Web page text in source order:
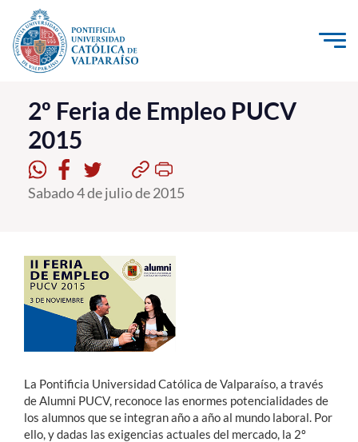
Click acá para ir directamente al contenido
La Universidad
Investigación, Creación e Innovación
PUCV Internacional
Vinculación con el Medio
Admisión
Pregrado
Postgrado
Formación Continua
Estudiantes
Académicos
2º Feria de Empleo PUCV
2015
Sabado 4 de julio de 2015
La Pontificia Universidad Católica de Valparaíso, a través
de Alumni PUCV, reconoce las enormes potencialidades de
los alumnos que se integran año a año al mundo laboral. Por
ello, y dadas las exigencias actuales del mercado, la 2º